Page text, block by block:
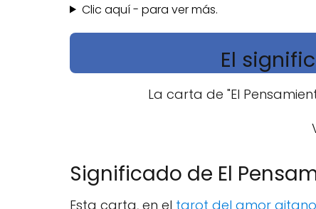
Clic aquí - para ver más.
El
La carta de "El
Significado de El
Esta carta, en el tarot del amor gitano